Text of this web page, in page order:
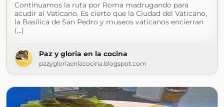
Continuamos la ruta por Roma madrugando para
acudir al Vaticano. Es cierto que la Ciudad del Vaticano,
la Basílica de San Pedro y museos vaticanos encierran
(...)
Paz y gloria en la cocina
pazygloriaenlacocina.blogspot.com